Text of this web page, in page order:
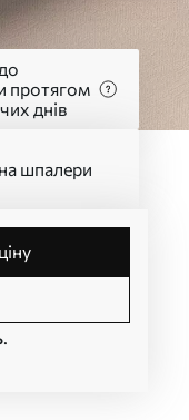
протягом
днів
шпалери
.